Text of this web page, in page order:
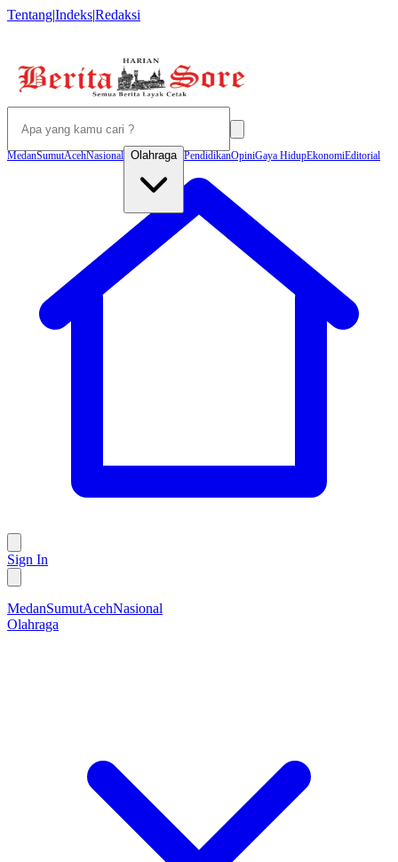
Tentang|Indeks|Redaksi
MedanSumutAcehNasional Olahraga PendidikanOpiniGaya HidupEkonomiEditorial
Sign In
MedanSumutAcehNasional
Olahraga